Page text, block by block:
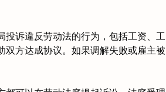
诉違反劳动法的行为，包括工资、工
方达成协议。如果调解失败或雇主被